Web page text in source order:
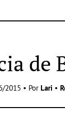
de
2015 • Por Lari •